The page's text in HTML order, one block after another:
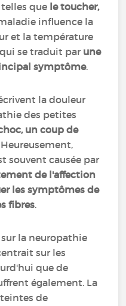
que le toucher,
influence la
et la température
se traduit par une
symptôme.
la douleur
des petites
un coup de
Heureusement,
souvent causée par
de l'affection
les symptômes de
fibres.
la neuropathie
sur les
que de
également. La
de